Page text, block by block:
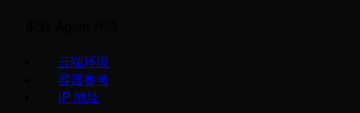
云端环境
容器参考
IP 地址